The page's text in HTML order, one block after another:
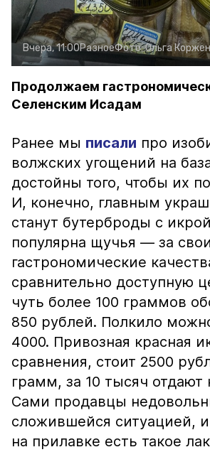
Вчера, 11:00РазноеФото:Ольга
Продолжаем
Селенским Исадам
Ранее мы писали про
волжских угощений на
достойны того, чтобы их
И, конечно, главным
станут бутерброды с
популярна щучья — за свои
гастрономические
сравнительно доступную
чуть более 100 граммов
850 рублей. Полкило
4000. Привозная красная
сравнения, стоит 2500
грамм, за 10 тысяч отдают
Сами продавцы
сложившейся ситуацией,
на прилавке есть такое